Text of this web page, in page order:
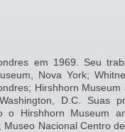
em 1969. Seu
Nova York;
Hirshhorn
D.C. Suas
o Hirshhorn Museum
Nacional Centro